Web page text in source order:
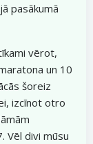
pasākumā
vērot,
un 10
šoreiz
izcīnot otro
Vēl divi mūsu